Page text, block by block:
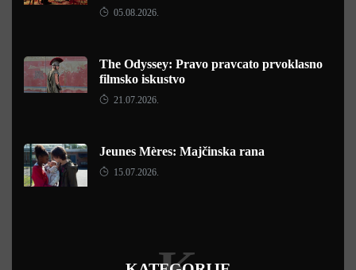
05.08.2026.
The Odyssey: Pravo pravcato prvoklasno
filmsko iskustvo
21.07.2026.
Jeunes Mères: Majčinska rana
15.07.2026.